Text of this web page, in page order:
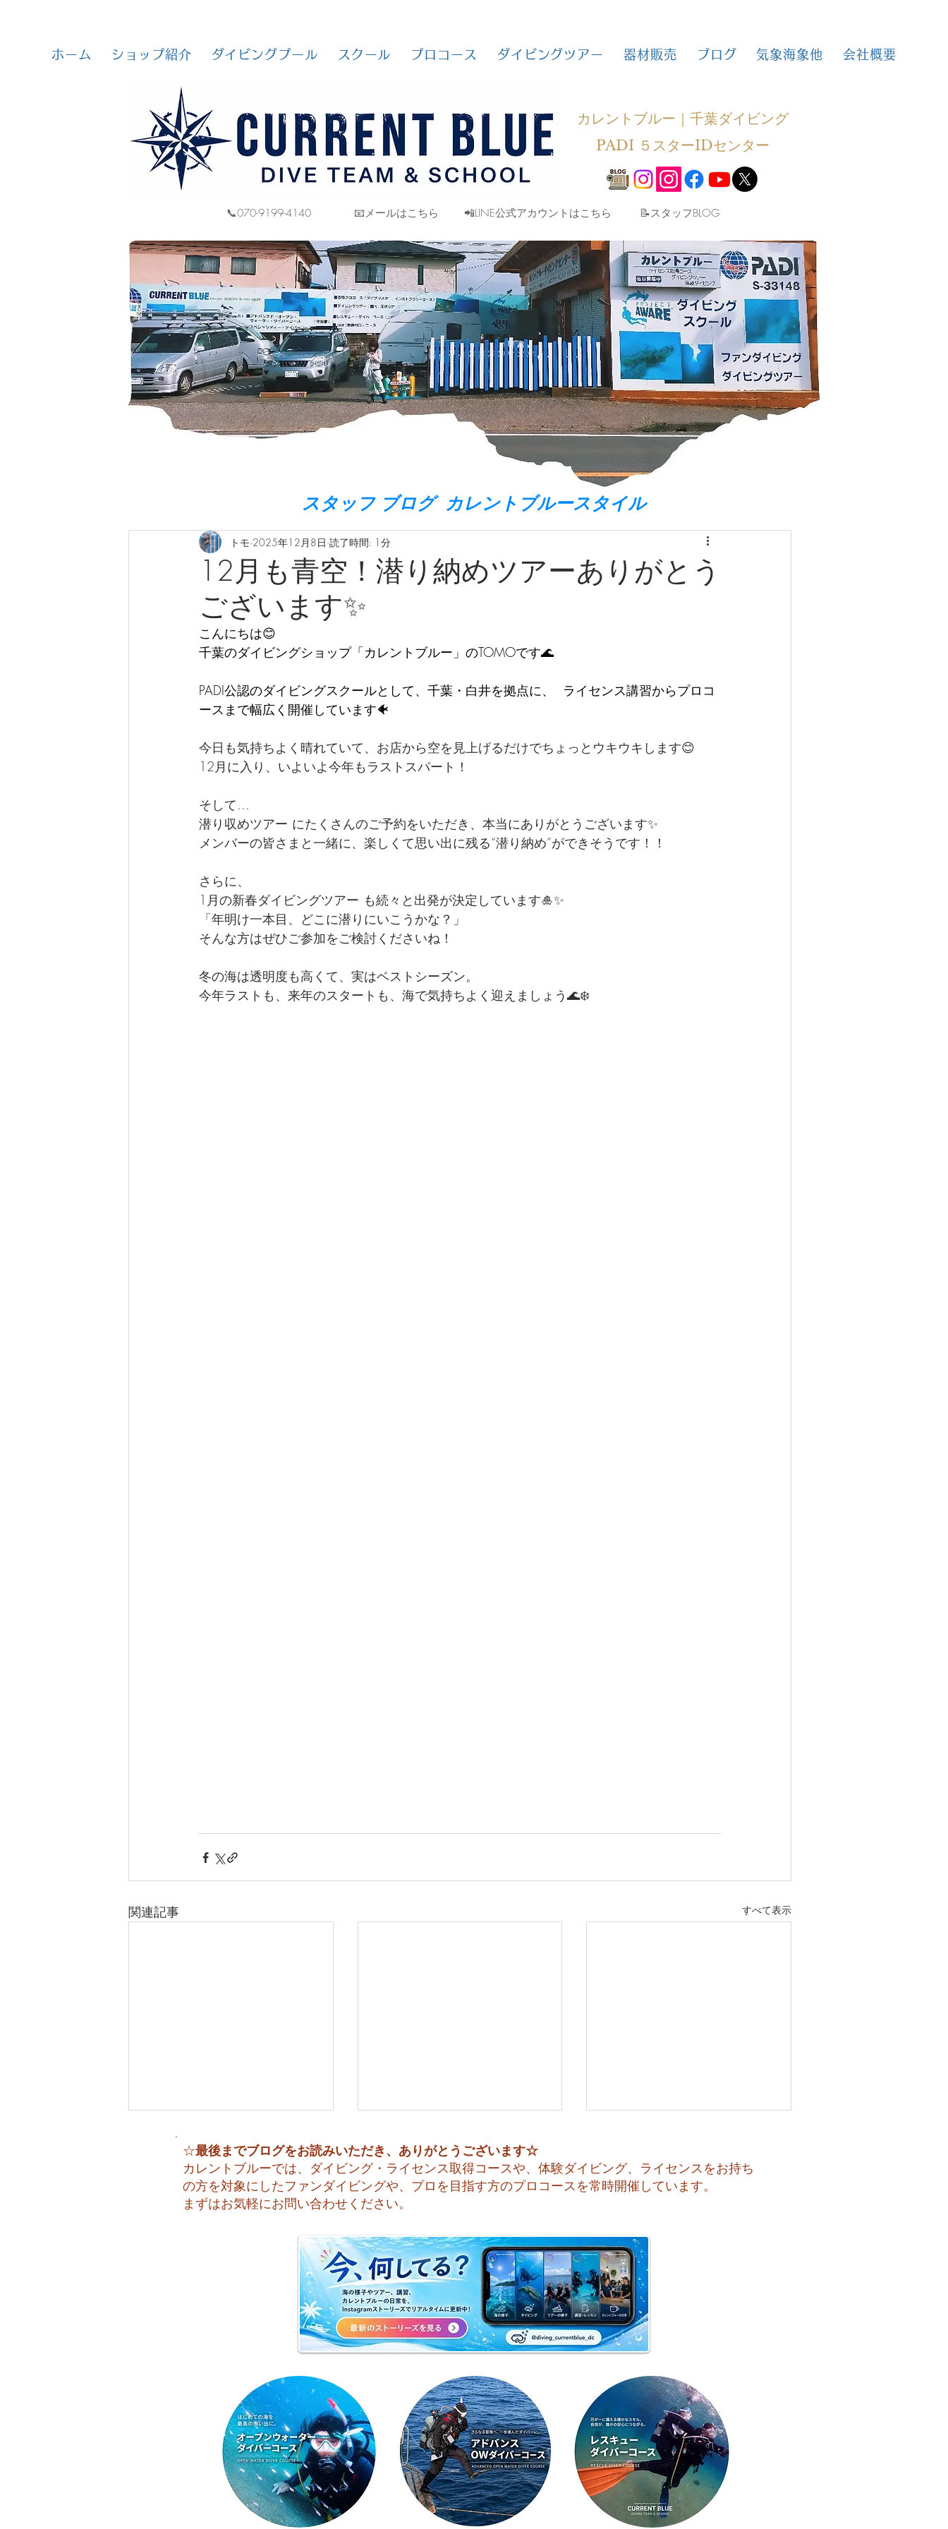
ホーム ショップ紹介 ダイビングプール スクール プロコース ダイビングツアー 器材販売 ブログ 気象海象他 会社概要
カレントブルー｜千葉ダイビング
PADI ５スターIDセンター
📞070-9199-4140 📧メールはこちら 📲LINE公式アカウントはこちら ​📝スタッフBLOG
スタッフ ブログ カレントブルースタイル
12月も青空！潜り納めツアーありがとう
ございます✨
トモ 2025年12月8日 読了時間: 1分
こんにちは😊
千葉のダイビングショップ「カレントブルー」のTOMOです🌊
PADI公認のダイビングスクールとして、千葉・白井を拠点に、  ライセンス講習からプロコ
ースまで幅広く開催しています🐠
今日も気持ちよく晴れていて、お店から空を見上げるだけでちょっとウキウキします😊
12月に入り、いよいよ今年もラストスパート！
そして…
潜り収めツアー にたくさんのご予約をいただき、本当にありがとうございます✨
メンバーの皆さまと一緒に、楽しくて思い出に残る“潜り納め”ができそうです！！
さらに、
1月の新春ダイビングツアー も続々と出発が決定しています🎍✨
「年明け一本目、どこに潜りにいこうかな？」
そんな方はぜひご参加をご検討くださいね！
冬の海は透明度も高くて、実はベストシーズン。
今年ラストも、来年のスタートも、海で気持ちよく迎えましょう🌊❄️
関連記事 すべて表示
夏本番！明日からお泊まり海
😊 海へ戻る第一歩！リフレ
ッシュコース開催♪
☆最後までブログをお読みいただき、ありがとうございます☆
カレントブルーでは、ダイビング・ライセンス取得コースや、体験ダイビング、ライセンスをお持ち
の方を対象にしたファンダイビングや、プロを目指す方のプロコースを常時開催しています。
まずはお気軽にお問い合わせください。